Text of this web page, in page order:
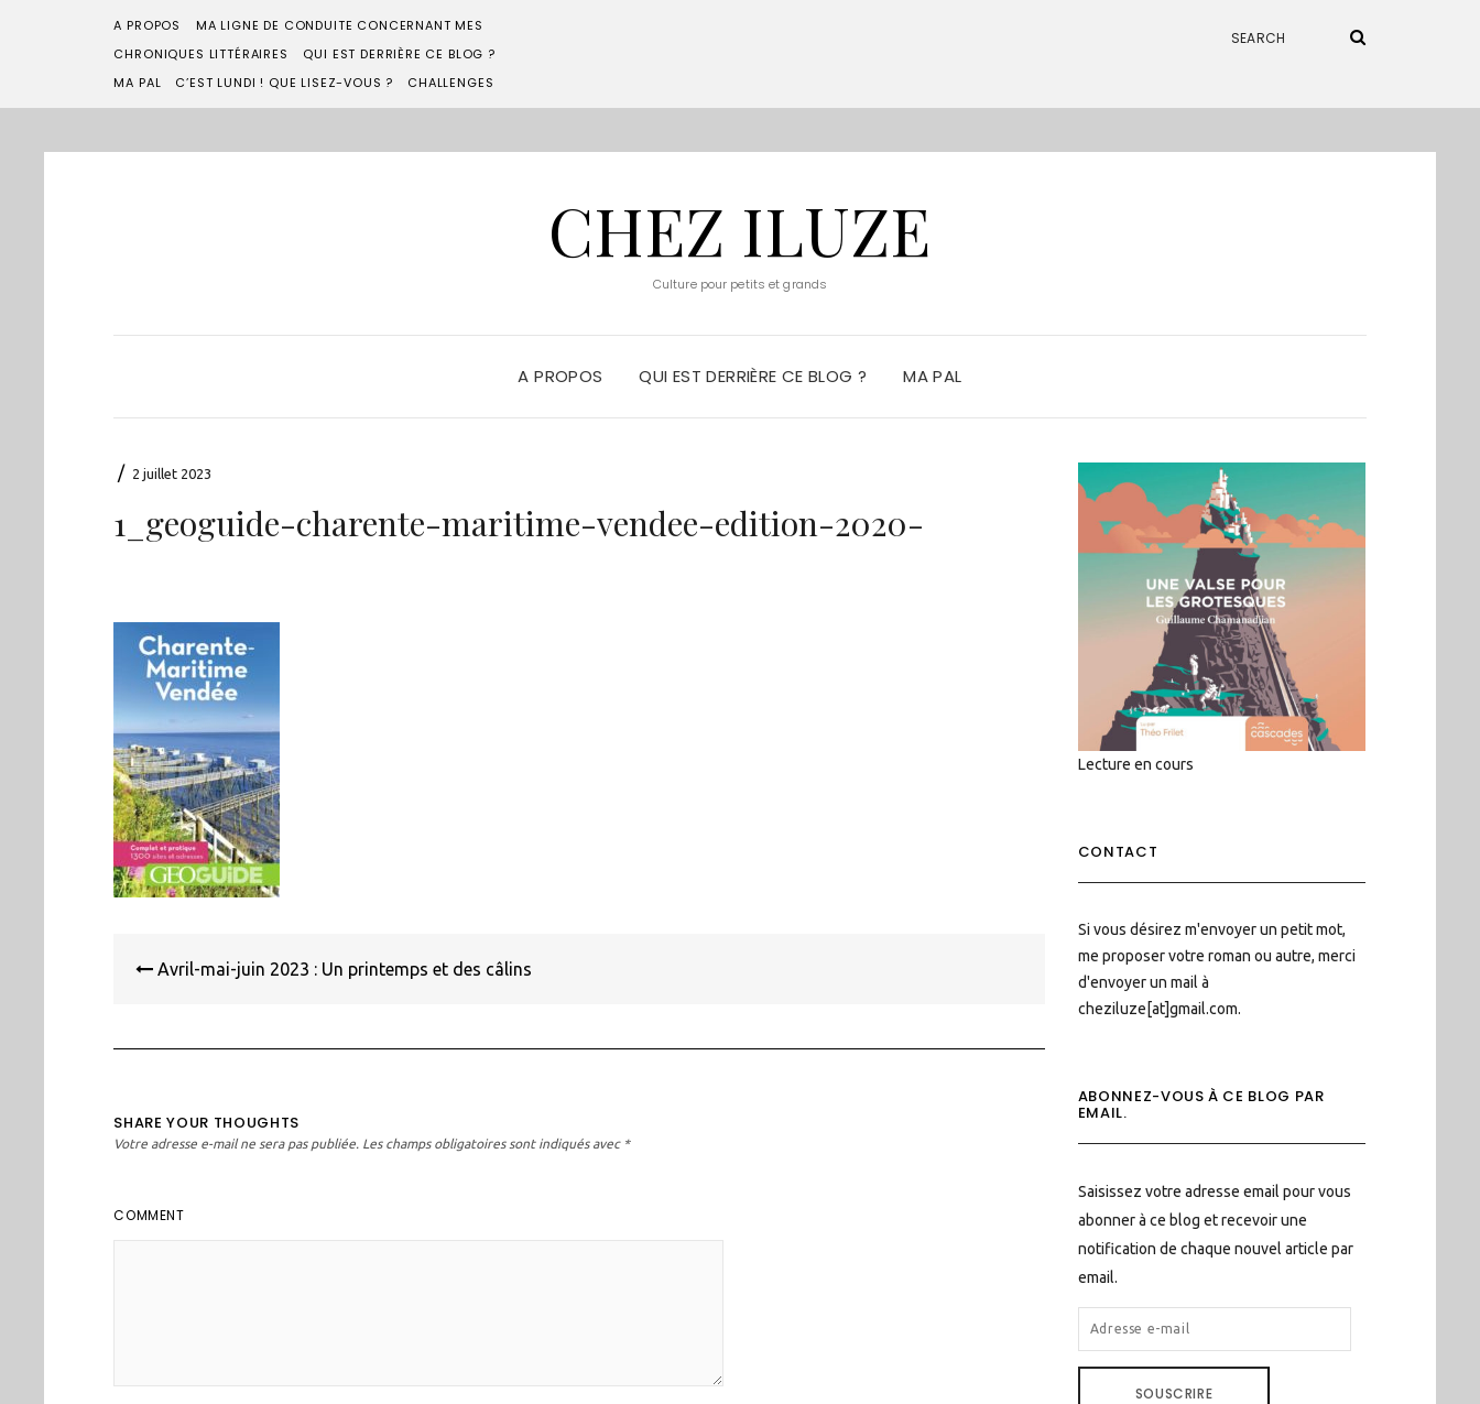
A PROPOS
MA LIGNE DE CONDUITE CONCERNANT MES
CHRONIQUES LITTÉRAIRES
QUI EST DERRIÈRE CE BLOG ?
MA PAL
C’EST LUNDI ! QUE LISEZ-VOUS ? CHALLENGES
CHEZ ILUZE
Culture pour petits et grands
A PROPOS QUI EST DERRIÈRE CE BLOG ? MA PAL
/ 2 juillet 2023
1_geoguide-charente-maritime-vendee-edition-2020-
de
Avril-mai-juin 2023 : Un printemps et des câlins
SHARE YOUR THOUGHTS
Votre adresse e-mail ne sera pas publiée. Les champs obligatoires sont indiqués avec *
COMMENT
Lecture en cours
CONTACT
Si vous désirez m'envoyer un petit mot,
me proposer votre roman ou autre, merci
d'envoyer un mail à
cheziluze[at]gmail.com.
ABONNEZ-VOUS À CE BLOG PAR
EMAIL.
Saisissez votre adresse email pour vous
abonner à ce blog et recevoir une
notification de chaque nouvel article par
email.
ADRESSE
E-
SOUSCRIRE